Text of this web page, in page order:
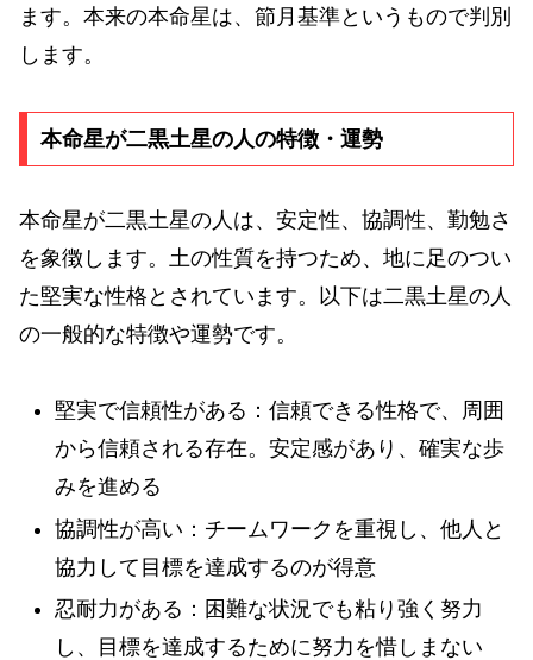
ます。本来の本命星は、節月基準というもので判別
します。
本命星が二黒土星の人の特徴・運勢
本命星が二黒土星の人は、安定性、協調性、勤勉さ
を象徴します。土の性質を持つため、地に足のつい
た堅実な性格とされています。以下は二黒土星の人
の一般的な特徴や運勢です。
堅実で信頼性がある：信頼できる性格で、周囲
から信頼される存在。安定感があり、確実な歩
みを進める
協調性が高い：チームワークを重視し、他人と
協力して目標を達成するのが得意
忍耐力がある：困難な状況でも粘り強く努力
し、目標を達成するために努力を惜しまない